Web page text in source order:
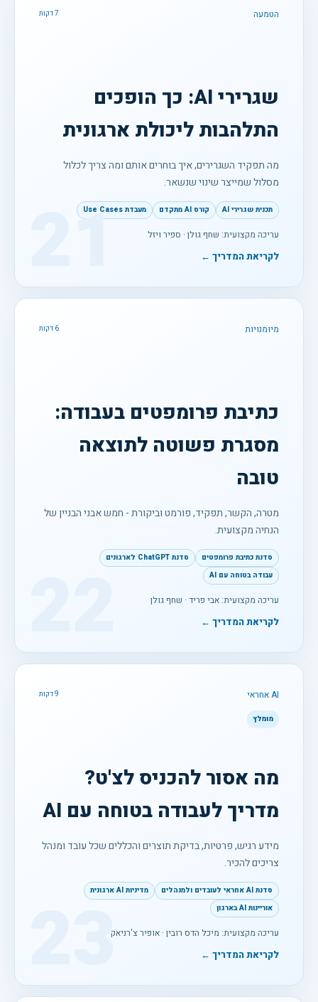
הטמעה 7 דקות
שגרירי AI: כך הופכים
התלהבות ליכולת ארגונית
מה תפקיד השגרירים, איך בוחרים אותם ומה צריך לכלול
מסלול שמייצר שינוי שנשאר.
תכנית שגרירי AI קורס AI מתקדם מעבדת Use Cases
עריכה מקצועית: שחף גולן · ספיר ויזל
לקריאת המדריך ← 21
מיומנויות 6 דקות
כתיבת פרומפטים בעבודה:
מסגרת פשוטה לתוצאה
טובה
מטרה, הקשר, תפקיד, פורמט וביקורת - חמש אבני הבניין של
הנחיה מקצועית.
סדנת כתיבת פרומפטים
סדנת ChatGPT לארגונים
עבודה בטוחה עם AI
עריכה מקצועית: אבי פריד · שחף גולן
לקריאת המדריך ←
AI אחראי 9 דקות
מומלץ
מה אסור להכניס לצ'ט?
מדריך לעבודה בטוחה עם AI
מידע רגיש, פרטיות, בדיקת תוצרים והכללים שכל עובד ומנהל
צריכים להכיר.
סדנת AI אחראי לעובדים ולמנהלים
מדיניות AI ארגונית
אוריינות AI בארגון
עריכה מקצועית: מיכל הדס רובין · אופיר צ'רניאק
לקריאת המדריך ← 23